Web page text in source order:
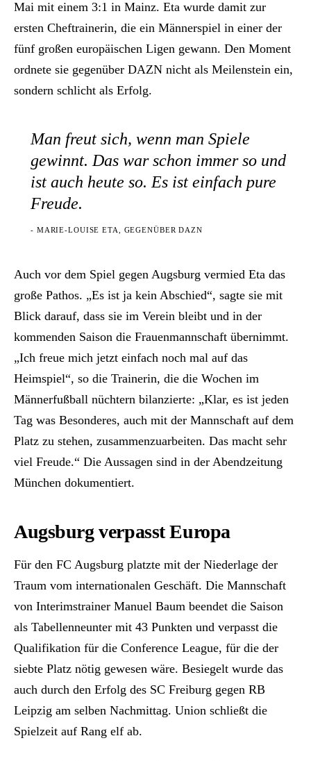
Mai mit einem 3:1 in Mainz. Eta wurde damit zur
ersten Cheftrainerin, die ein Männerspiel in einer der
fünf großen europäischen Ligen gewann. Den Moment
ordnete sie gegenüber DAZN nicht als Meilenstein ein,
sondern schlicht als Erfolg.
Man freut sich, wenn man Spiele
gewinnt. Das war schon immer so und
ist auch heute so. Es ist einfach pure
Freude.
- MARIE-LOUISE ETA, GEGENÜBER DAZN
Auch vor dem Spiel gegen Augsburg vermied Eta das
große Pathos. „Es ist ja kein Abschied“, sagte sie mit
Blick darauf, dass sie im Verein bleibt und in der
kommenden Saison die Frauenmannschaft übernimmt.
„Ich freue mich jetzt einfach noch mal auf das
Heimspiel“, so die Trainerin, die die Wochen im
Männerfußball nüchtern bilanzierte: „Klar, es ist jeden
Tag was Besonderes, auch mit der Mannschaft auf dem
Platz zu stehen, zusammenzuarbeiten. Das macht sehr
viel Freude.“ Die Aussagen sind in der Abendzeitung
München dokumentiert.
Augsburg verpasst Europa
Für den FC Augsburg platzte mit der Niederlage der
Traum vom internationalen Geschäft. Die Mannschaft
von Interimstrainer Manuel Baum beendet die Saison
als Tabellenneunter mit 43 Punkten und verpasst die
Qualifikation für die Conference League, für die der
siebte Platz nötig gewesen wäre. Besiegelt wurde das
auch durch den Erfolg des SC Freiburg gegen RB
Leipzig am selben Nachmittag. Union schließt die
Spielzeit auf Rang elf ab.